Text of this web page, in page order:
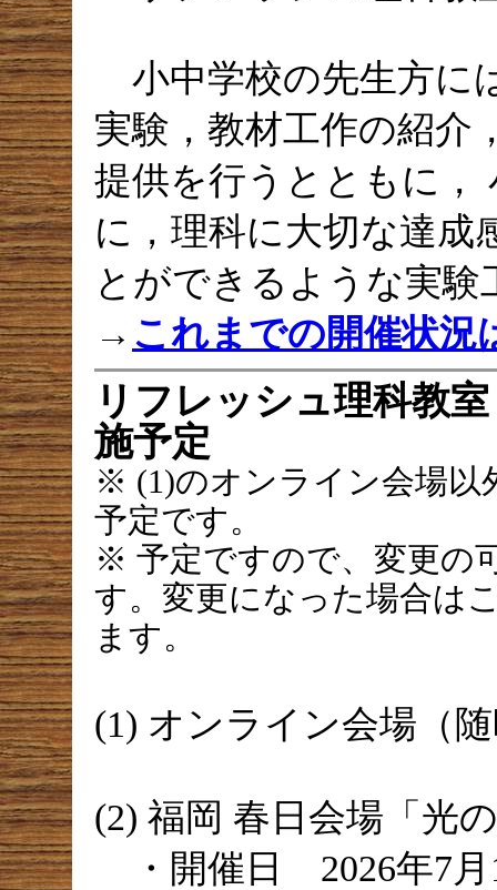
小中学校の先生方に
実験，教材工作の紹介
提供を行うとともに，
に，理科に大切な達成
とができるような実
→ これまでの開催状況
リフレッシュ理科教
施予定
※ (1)のオンライン会場以
予定です。
※ 予定ですので、変更の
す。変更になった場合は
ます。
(1) オンライン会場（
(2) 福岡 春日会場「光
・開催日 2026年7月